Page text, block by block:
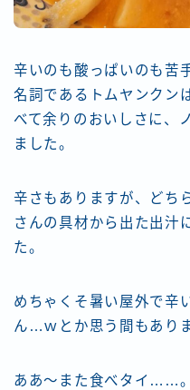
辛いのも酸っぱいのも苦
名詞であるトムヤンクン
べて余りのおいしさに、
ました。
辛さもありますが、どち
さんの具材から出た出汁
た。
めちゃくそ暑い屋外で辛
ん…ｗとか思う間もあり
ああ～また食べタイ……。